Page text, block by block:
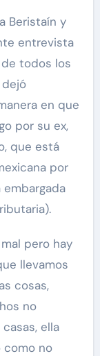
Beristaín y
entrevista
todos los
en que
por su ex,
que está
por
pero hay
llevamos
cosas,
no
ella
como no